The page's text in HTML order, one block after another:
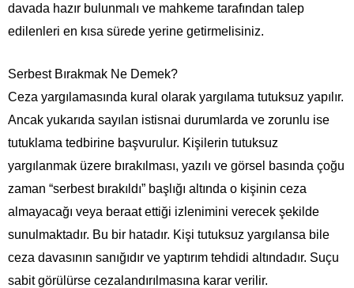
davada hazır bulunmalı ve mahkeme tarafından talep
edilenleri en kısa sürede yerine getirmelisiniz.
Serbest Bırakmak Ne Demek?
Ceza yargılamasında kural olarak yargılama tutuksuz yapılır.
Ancak yukarıda sayılan istisnai durumlarda ve zorunlu ise
tutuklama tedbirine başvurulur. Kişilerin tutuksuz
yargılanmak üzere bırakılması, yazılı ve görsel basında çoğu
zaman “serbest bırakıldı” başlığı altında o kişinin ceza
almayacağı veya beraat ettiği izlenimini verecek şekilde
sunulmaktadır. Bu bir hatadır. Kişi tutuksuz yargılansa bile
ceza davasının sanığıdır ve yaptırım tehdidi altındadır. Suçu
sabit görülürse cezalandırılmasına karar verilir.